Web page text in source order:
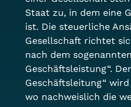
Staat zu, in dem eine
ist. Die steuerliche
Gesellschaft richtet
nach dem
Geschäftsleistung“.
Geschäftsleitung“
wo nachweislich die